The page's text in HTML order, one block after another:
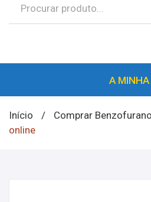
A
Início / Comprar
online